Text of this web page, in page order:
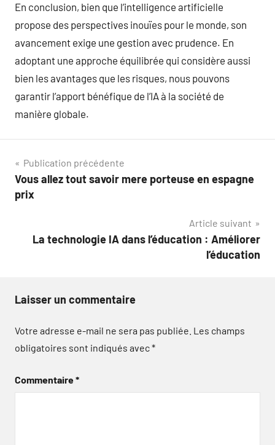
En conclusion, bien que l’intelligence artificielle
propose des perspectives inouïes pour le monde, son
avancement exige une gestion avec prudence. En
adoptant une approche équilibrée qui considère aussi
bien les avantages que les risques, nous pouvons
garantir l’apport bénéfique de l’IA à la société de
manière globale.
Navigation
de
Publication précédente
Vous allez tout savoir mere porteuse en espagne
prix
Article suivant
La technologie IA dans l’éducation : Améliorer
l’éducation
Laisser un commentaire
Votre adresse e-mail ne sera pas publiée. Les champs
obligatoires sont indiqués avec*
Commentaire*